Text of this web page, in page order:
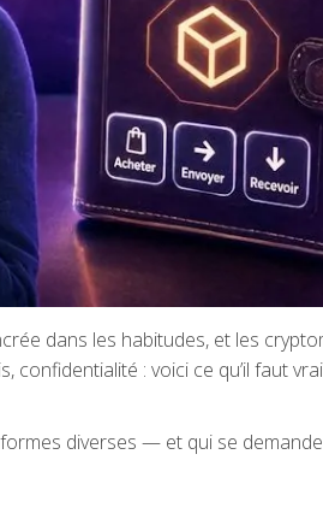
dans les habitudes, et les
: voici ce qu’il faut
diverses — et qui se